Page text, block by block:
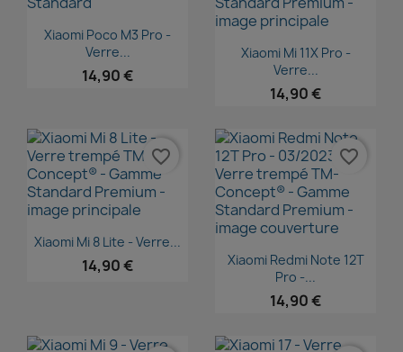
Aperçu rapide
Xiaomi Poco M3 Pro -
Verre...
14,90 €
Aperçu rapide
Xiaomi Mi 11X Pro -
Verre...
14,90 €
Aperçu rapide
Xiaomi Mi 8 Lite - Verre...
14,90 €
favorite_border
Aperçu rapide
Xiaomi Redmi Note 12T
Pro -...
14,90 €
favorite_border